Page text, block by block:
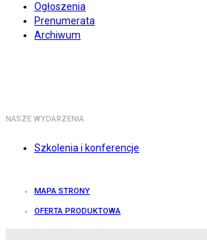
Ogłoszenia
Prenumerata
Archiwum
NASZE WYDARZENIA
Szkolenia i konferencje
MAPA STRONY
OFERTA PRODUKTOWA